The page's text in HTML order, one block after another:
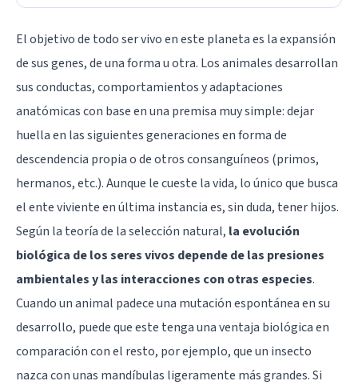
El objetivo de todo ser vivo en este planeta es la expansión
de sus genes, de una forma u otra. Los animales desarrollan
sus conductas, comportamientos y adaptaciones
anatómicas con base en una premisa muy simple: dejar
huella en las siguientes generaciones en forma de
descendencia propia o de otros consanguíneos (primos,
hermanos, etc.). Aunque le cueste la vida, lo único que busca
el ente viviente en última instancia es, sin duda, tener hijos.
Según la teoría de la selección natural, la evolución
biológica de los seres vivos depende de las presiones
ambientales y las interacciones con otras especies.
Cuando un animal padece una mutación espontánea en su
desarrollo, puede que este tenga una ventaja biológica en
comparación con el resto, por ejemplo, que un insecto
nazca con unas mandíbulas ligeramente más grandes. Si